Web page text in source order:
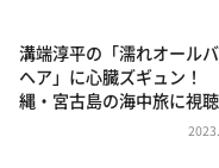
news おかえり
河合＆A.B.C-Z塚
（news おかえり）
溝端淳平の「濡れオール
ヘア」に心臓ズギュン！
縄・宮古島の海中旅に視